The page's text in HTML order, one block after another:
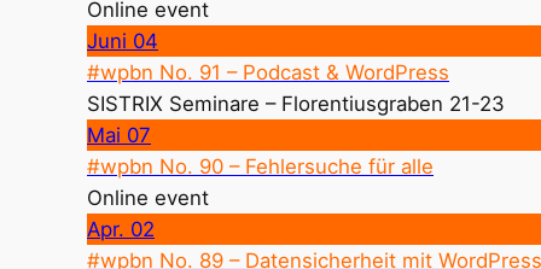
Online event
Juni 04
#wpbn No. 91 – Podcast & WordPress
SISTRIX Seminare – Florentiusgraben 21-23
Mai 07
#wpbn No. 90 – Fehlersuche für alle
Online event
Apr. 02
#wpbn No. 89 – Datensicherheit mit WordPress